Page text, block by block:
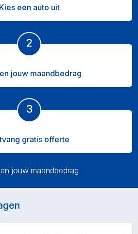
Kies een auto uit
2
jouw maandbedrag
3
gratis offerte
jouw maandbedrag